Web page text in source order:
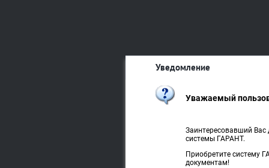
Уведомление
Уважаемый
Заинтересовавший Вас
системы ГАРАНТ.
Приобретите систему
документам!